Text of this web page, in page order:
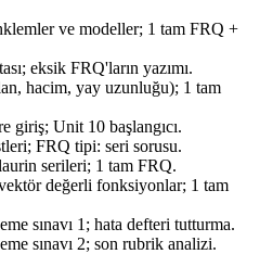
ve modeller; 1 tam FRQ +
eksik FRQ'ların yazımı.
hacim, yay uzunluğu); 1 tam
giriş; Unit 10 başlangıcı.
FRQ tipi: seri sorusu.
serileri; 1 tam FRQ.
değerli fonksiyonlar; 1 tam
sınavı 1; hata defteri tutturma.
sınavı 2; son rubrik analizi.